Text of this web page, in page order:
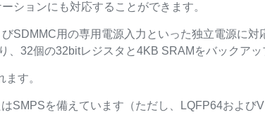
ションにも対応することができます。
SDMMC用の専用電源入力といった独立電源に対
32個の32bitレジスタと4KB SRAMをバックアッ
す。
SMPSを備えています（ただし、LQFP64および